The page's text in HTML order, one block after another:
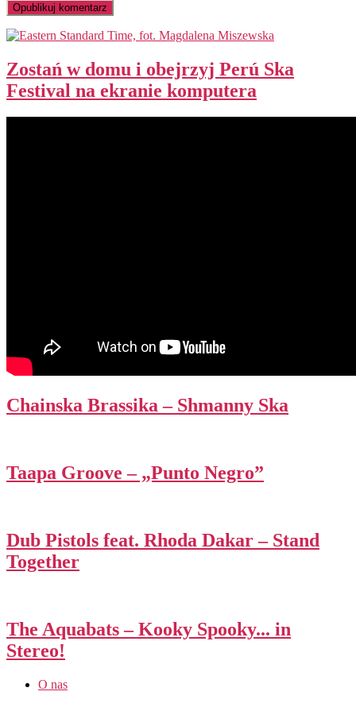
Zostań w domu i obejrzyj Perú Ska
Festival na ekranie komputera
Chainska Brassika – Shmanny Ska
Taapa Groove – „Punto Negro”
Dub Pistols feat. Rhoda Dakar – Stand
Together
The Aquabats – Kooky Spooky​.​.​. in
Stereo!
O nas